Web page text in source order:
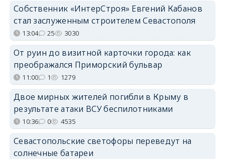
Собственник «ИнтерСтроя» Евгений Кабанов
стал заслуженным строителем Севастополя
13:04 25 3030
От руин до визитной карточки города: как
преображался Приморский бульвар
11:00 1 1279
Двое мирных жителей погибли в Крыму в
результате атаки ВСУ беспилотниками
10:36 0 4535
Севастопольские светофоры переведут на
солнечные батареи